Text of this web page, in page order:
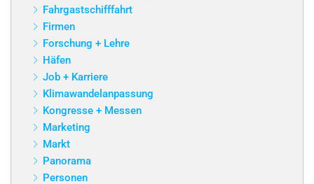
Fahrgastschifffahrt
Firmen
Forschung + Lehre
Häfen
Job + Karriere
Klimawandelanpassung
Kongresse + Messen
Marketing
Markt
Panorama
Personen